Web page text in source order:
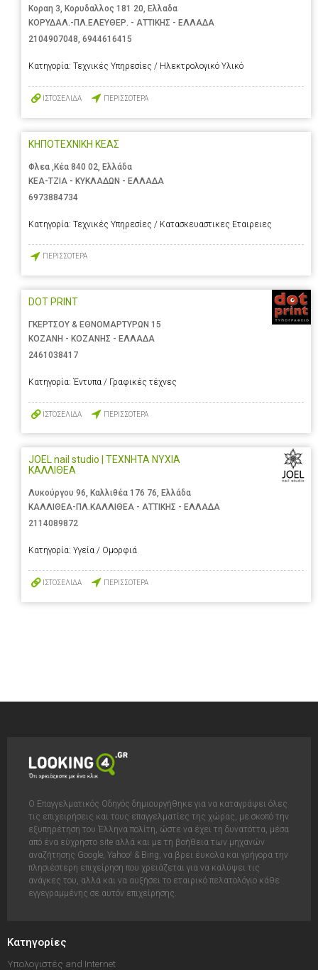
Κοραη 3, Κορυδαλλος 181 20, Ελλαδα
ΚΟΡΥΔΑΛ.-ΠΛ.ΕΛΕΥΘΕΡ. - ΑΤΤΙΚΗΣ - ΕΛΛΑΔΑ
2104907048, 6944616415
Κατηγορία: Τεχνικές Υπηρεσίες / Ηλεκτρολογικό Υλικό
ΙΣΤΟΣΕΛΙΔΑ ΠΕΡΙΣΣΟΤΕΡΑ
ΚΗΠΟΤΕΧΝΙΚΗ ΚΕΑΣ
Φλεα ,Κέα 840 02, Ελλάδα
ΚΕΑ-ΤΖΙΑ - ΚΥΚΛΑΔΩΝ - ΕΛΛΑΔΑ
6973884734
Κατηγορία: Τεχνικές Υπηρεσίες / Κατασκευαστικες Εταιρειες
ΠΕΡΙΣΣΟΤΕΡΑ
DOT PRINT
ΓΚΕΡΤΣΟΥ & ΕΘΝΟΜΑΡΤΥΡΩΝ 15
ΚΟΖΑΝΗ - ΚΟΖΑΝΗΣ - ΕΛΛΑΔΑ
2461038417
Κατηγορία: Έντυπα / Γραφικές τέχνες
ΙΣΤΟΣΕΛΙΔΑ ΠΕΡΙΣΣΟΤΕΡΑ
JOEL nail studio | ΤΕΧΝΗΤΑ ΝΥΧΙΑ
ΚΑΛΛΙΘΕΑ
Λυκούργου 96, Καλλιθέα 176 76, Ελλάδα
ΚΑΛΛΙΘΕΑ-ΠΛ.ΚΑΛΛΙΘΕΑ - ΑΤΤΙΚΗΣ - ΕΛΛΑΔΑ
2114089872
Κατηγορία: Υγεία / Ομορφιά
ΙΣΤΟΣΕΛΙΔΑ ΠΕΡΙΣΣΟΤΕΡΑ
Ο Επαγγελματικός Οδηγός δημιουργήθηκε για να καταγράψει όλες
τις επιχειρήσεις και τους επαγγελματίες της χώρας, με σκοπό την
εξυπηρέτηση του Έλληνα πολίτη, ώστε να έχει τη δυνατόττα, μέσα
από ένα εύχρηστο site αλλά και με τη βοήθεια των μηχανών
αναζήτησης Google, Yahoo! & Bing, να βρει έυκολα και γρήγορα την
πλησιέστερη επιχείρηση που χρειάζεται για να καλύψει τις
ανάγκες του, αλλά και να αυξήσει το εταιρικό πελατολόγιο κάθε
εγγεγραμμένης σε αυτόν επιχείρησης.
Κατηγορίες
Υπολογιστές and Internet